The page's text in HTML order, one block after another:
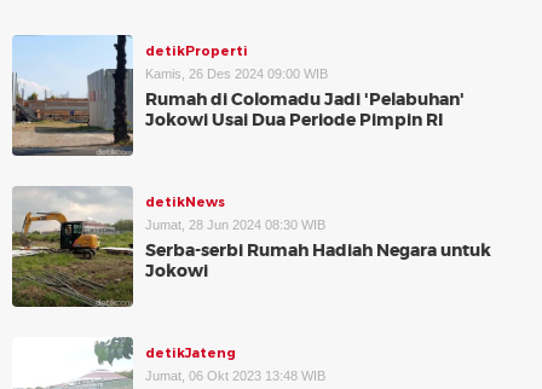
detikProperti
Kamis, 26 Des 2024 09:00 WIB
Rumah di Colomadu Jadi 'Pelabuhan'
Jokowi Usai Dua Periode Pimpin RI
detikNews
Jumat, 28 Jun 2024 08:30 WIB
Serba-serbi Rumah Hadiah Negara untuk
Jokowi
detikJateng
Jumat, 06 Okt 2023 13:48 WIB